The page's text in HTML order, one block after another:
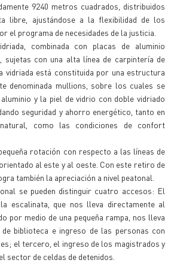
9240 metros cuadrados, distribuidos
libre, ajustándose a la flexibilidad de los
el programa de necesidades de la justicia.
combinada con placas de aluminio
sujetas con una alta línea de carpintería de
vidriada está constituida por una estructura
denominada mullions, sobre los cuales se
y la piel de vidrio con doble vidriado
seguridad y ahorro energético, tanto en
como las condiciones de confort
rotación con respecto a las líneas de
al este y al oeste. Con este retiro de
también la apreciación a nivel peatonal.
se pueden distinguir cuatro accesos: El
escalinata, que nos lleva directamente al
por medio de una pequeña rampa, nos lleva
biblioteca e ingreso de las personas con
el tercero, el ingreso de los magistrados y
sector de celdas de detenidos.